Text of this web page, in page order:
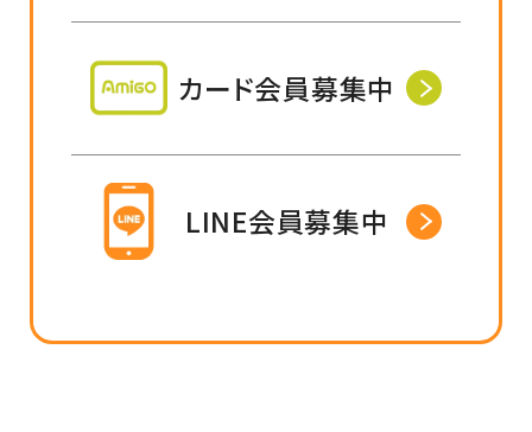
カード会員募集中
LINE会員募集中